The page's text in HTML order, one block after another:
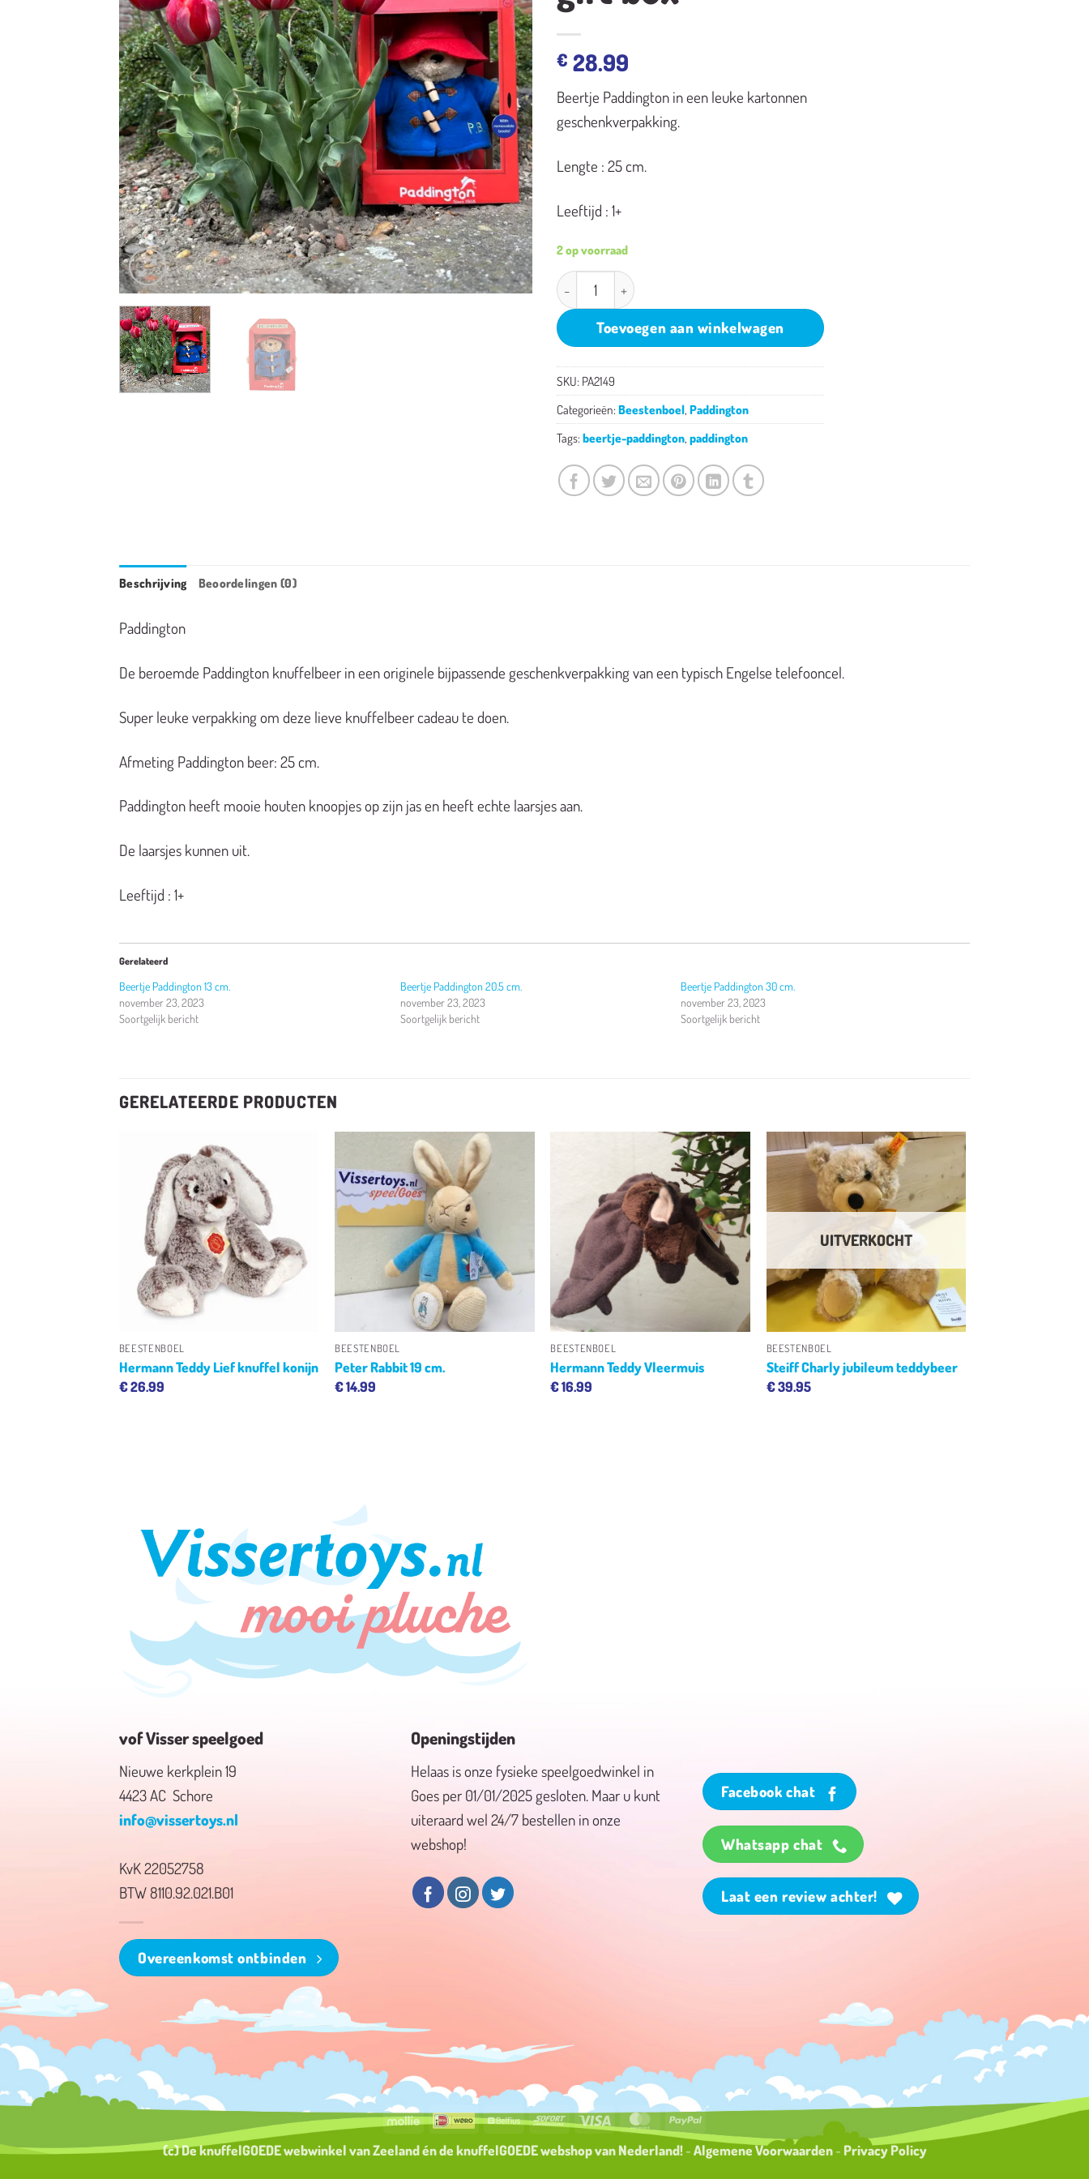
€ 28.99
Beertje Paddington in een leuke kartonnen
geschenkverpakking.
Lengte : 25 cm.
Leeftijd : 1+
2 op voorraad
Paddington in gift box aantal
Toevoegen aan winkelwagen
SKU: PA2149
Categorieën: Beestenboel, Paddington
Tags: beertje-paddington, paddington
Beschrijving Beoordelingen (0)
Paddington
De beroemde Paddington knuffelbeer in een originele bijpassende geschenkverpakkingvan een typisch Engelse telefooncel.
Super leuke verpakking om deze lieve knuffelbeercadeau te doen.
Afmeting Paddington beer: 25 cm.
Paddington heeft mooie houten knoopjes op zijn jasen heeft echte laarsjes aan.
De laarsjes kunnen uit.
Leeftijd : 1+
Gerelateerd
Beertje Paddington 13 cm.
november 23, 2023
Soortgelijk bericht
Beertje Paddington 20.5 cm.
november 23, 2023
Soortgelijk bericht
Beertje Paddington 30 cm.
november 23, 2023
Soortgelijk bericht
GERELATEERDE PRODUCTEN
Toevoegen
verlanglijst
+
BEESTENBOEL
Hermann Teddy Lief knuffel konijn
€26.99
Toevoegen
verlanglijst
BEESTENBOEL
Peter Rabbit 19 cm.
€14.99
Toevoegen
aan
verlanglijst
+
BEESTENBOEL
Hermann Teddy Vleermuis
€16.99
aan
verlanglijst
UITVERKOCHT
BEESTENBOEL
Steiff Charly jubileum teddybeer
€39.95
vof Visser speelgoed
Nieuwe kerkplein 19
4423 AC Schore
info@vissertoys.nl
KvK 22052758
BTW 8110.92.021.B01
Overeenkomst ontbinden
Openingstijden
Helaas is onze fysieke speelgoedwinkel in
Goes per 01/01/2025 gesloten. Maar u kunt
uiteraard wel 24/7 bestellen in onze
webshop!
Facebook chat
Whatsapp chat
Laat een review achter!
Mollie Wero Belfius Sofort Visa MasterCardPayPal
(c) De knuffelGOEDE webwinkel van Zeeland én de knuffelGOEDEwebshopvan Nederland!-Algemene Voorwaarden- Privacy Policy